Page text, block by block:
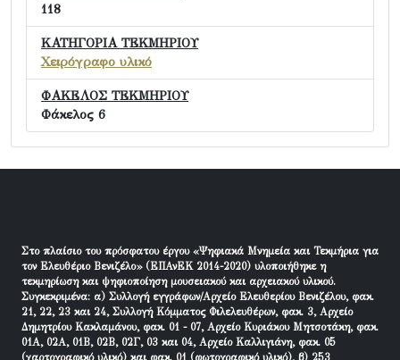
118
ΚΑΤΗΓΟΡΙΑ ΤΕΚΜΗΡΙΟΥ
Χειρόγραφο υλικό
ΦΑΚΕΛΟΣ ΤΕΚΜΗΡΙΟΥ
Φάκελος 6
Στο πλαίσιο του πρόσφατου έργου «Ψηφιακά Μνημεία και Τεκμήρια για
τον Ελευθέριο Βενιζέλο» (ΕΠΑνΕΚ 2014-2020) υλοποιήθηκε η
τεκμηρίωση και ψηφιοποίηση μουσειακού και αρχειακού υλικού.
Συγκεκριμένα: α) Συλλογή εγγράφων/Αρχείο Ελευθερίου Βενιζέλου, φακ.
21, 22, 23 και 24, Συλλογή Κόμματος Φιλελευθέρων, φακ. 3, Αρχείο
Δημητρίου Κακλαμάνου, φακ. 01 - 07, Αρχείο Κυριάκου Μητσοτάκη, φακ.
01Α, 02Α, 01Β, 02Β, 02Γ, 03 και 04, Αρχείο Καλλιγιάνη, φακ. 05
(χαρτογραφικό υλικό) και φακ. 01 (φωτογραφικό υλικό), β) 253